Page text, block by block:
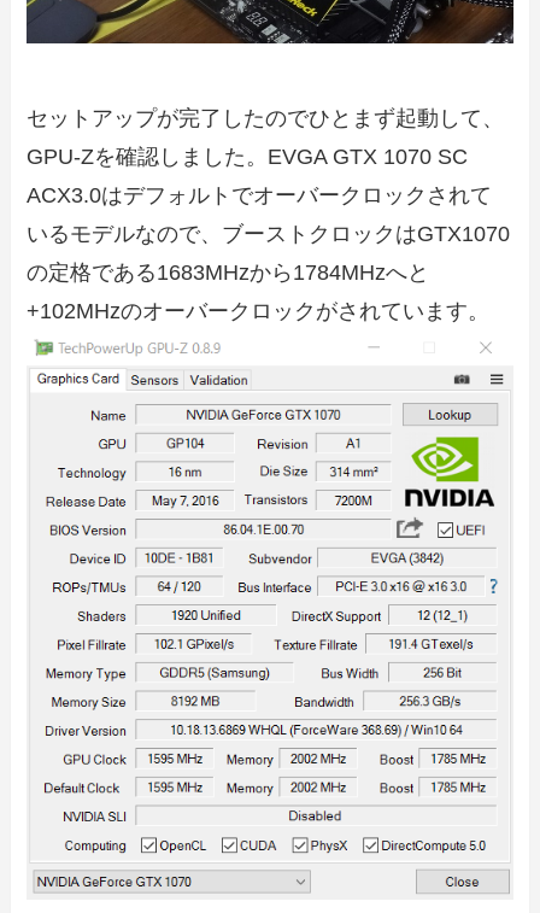
セットアップが完了したのでひとまず起動して、
GPU-Zを確認しました。EVGA GTX 1070 SC
ACX3.0はデフォルトでオーバークロックされて
いるモデルなので、ブーストクロックはGTX1070
の定格である1683MHzから1784MHzへと
+102MHzのオーバークロックがされています。